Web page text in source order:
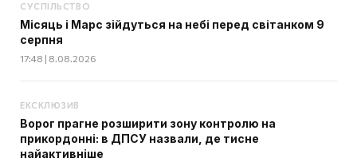
СУСПІЛЬСТВО
Місяць і Марс зійдуться на небі перед світанком 9
серпня
17:48 | 8.08.2026
ЕКСКЛЮЗИВ
Ворог прагне розширити зону контролю на
прикордонні: в ДПСУ назвали, де тисне
найактивніше